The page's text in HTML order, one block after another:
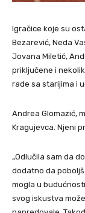
Igračice koje su
Bezarević, Neda
Jovana Miletić,
priključene i
rade sa starijima i
Andrea Glomazić,
Kragujevca. Njeni
„Odlučila sam da
dodatno da
mogla u
svog iskustva